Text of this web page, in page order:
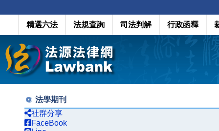
精選六法 法規查詢 司法判解 行政函釋
法學期刊
社群分享
FaceBook